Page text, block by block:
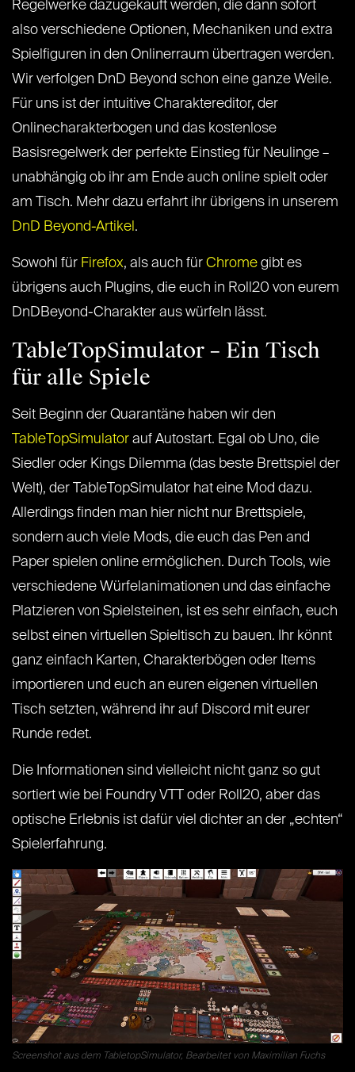
Regelwerke dazugekauft werden, die dann sofort
also verschiedene Optionen, Mechaniken und extra
Spielfiguren in den Onlinerraum übertragen werden.
Wir verfolgen DnD Beyond schon eine ganze Weile.
Für uns ist der intuitive Charaktereditor, der
Onlinecharakterbogen und das kostenlose
Basisregelwerk der perfekte Einstieg für Neulinge –
unabhängig ob ihr am Ende auch online spielt oder
am Tisch. Mehr dazu erfahrt ihr übrigens in unserem
DnD Beyond-Artikel .
Sowohl für Firefox, als auch für Chrome gibt es
übrigens auch Plugins, die euch in Roll20 von eurem
DnDBeyond-Charakter aus würfeln lässt.
TableTopSimulator – Ein Tisch
für alle Spiele
Seit Beginn der Quarantäne haben wir den
TableTopSimulator auf Autostart. Egal ob Uno, die
Siedler oder Kings Dilemma (das beste Brettspiel der
Welt), der TableTopSimulator hat eine Mod dazu.
Allerdings finden man hier nicht nur Brettspiele,
sondern auch viele Mods, die euch das Pen and
Paper spielen online ermöglichen. Durch Tools, wie
verschiedene Würfelanimationen und das einfache
Platzieren von Spielsteinen, ist es sehr einfach, euch
selbst einen virtuellen Spieltisch zu bauen. Ihr könnt
ganz einfach Karten, Charakterbögen oder Items
importieren und euch an euren eigenen virtuellen
Tisch setzten, während ihr auf Discord mit eurer
Runde redet.
Die Informationen sind vielleicht nicht ganz so gut
sortiert wie bei Foundry VTT oder Roll20, aber das
optische Erlebnis ist dafür viel dichter an der „echten“
Spielerfahrung.
Screenshot aus dem TabletopSimulator, Bearbeitet von Maximilian Fuchs